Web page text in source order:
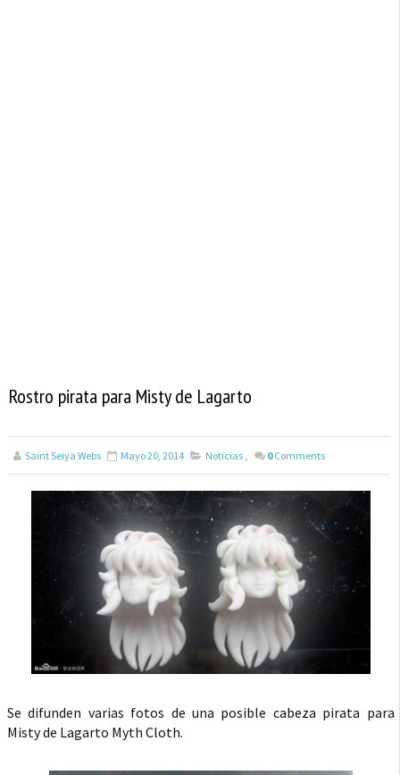
Rostro pirata para Misty de Lagarto
Saint Seiya Webs Mayo 20, 2014 Noticias , 0 Comments
Se difunden varias fotos de una posible cabeza pirata para
Misty de Lagarto Myth Cloth.